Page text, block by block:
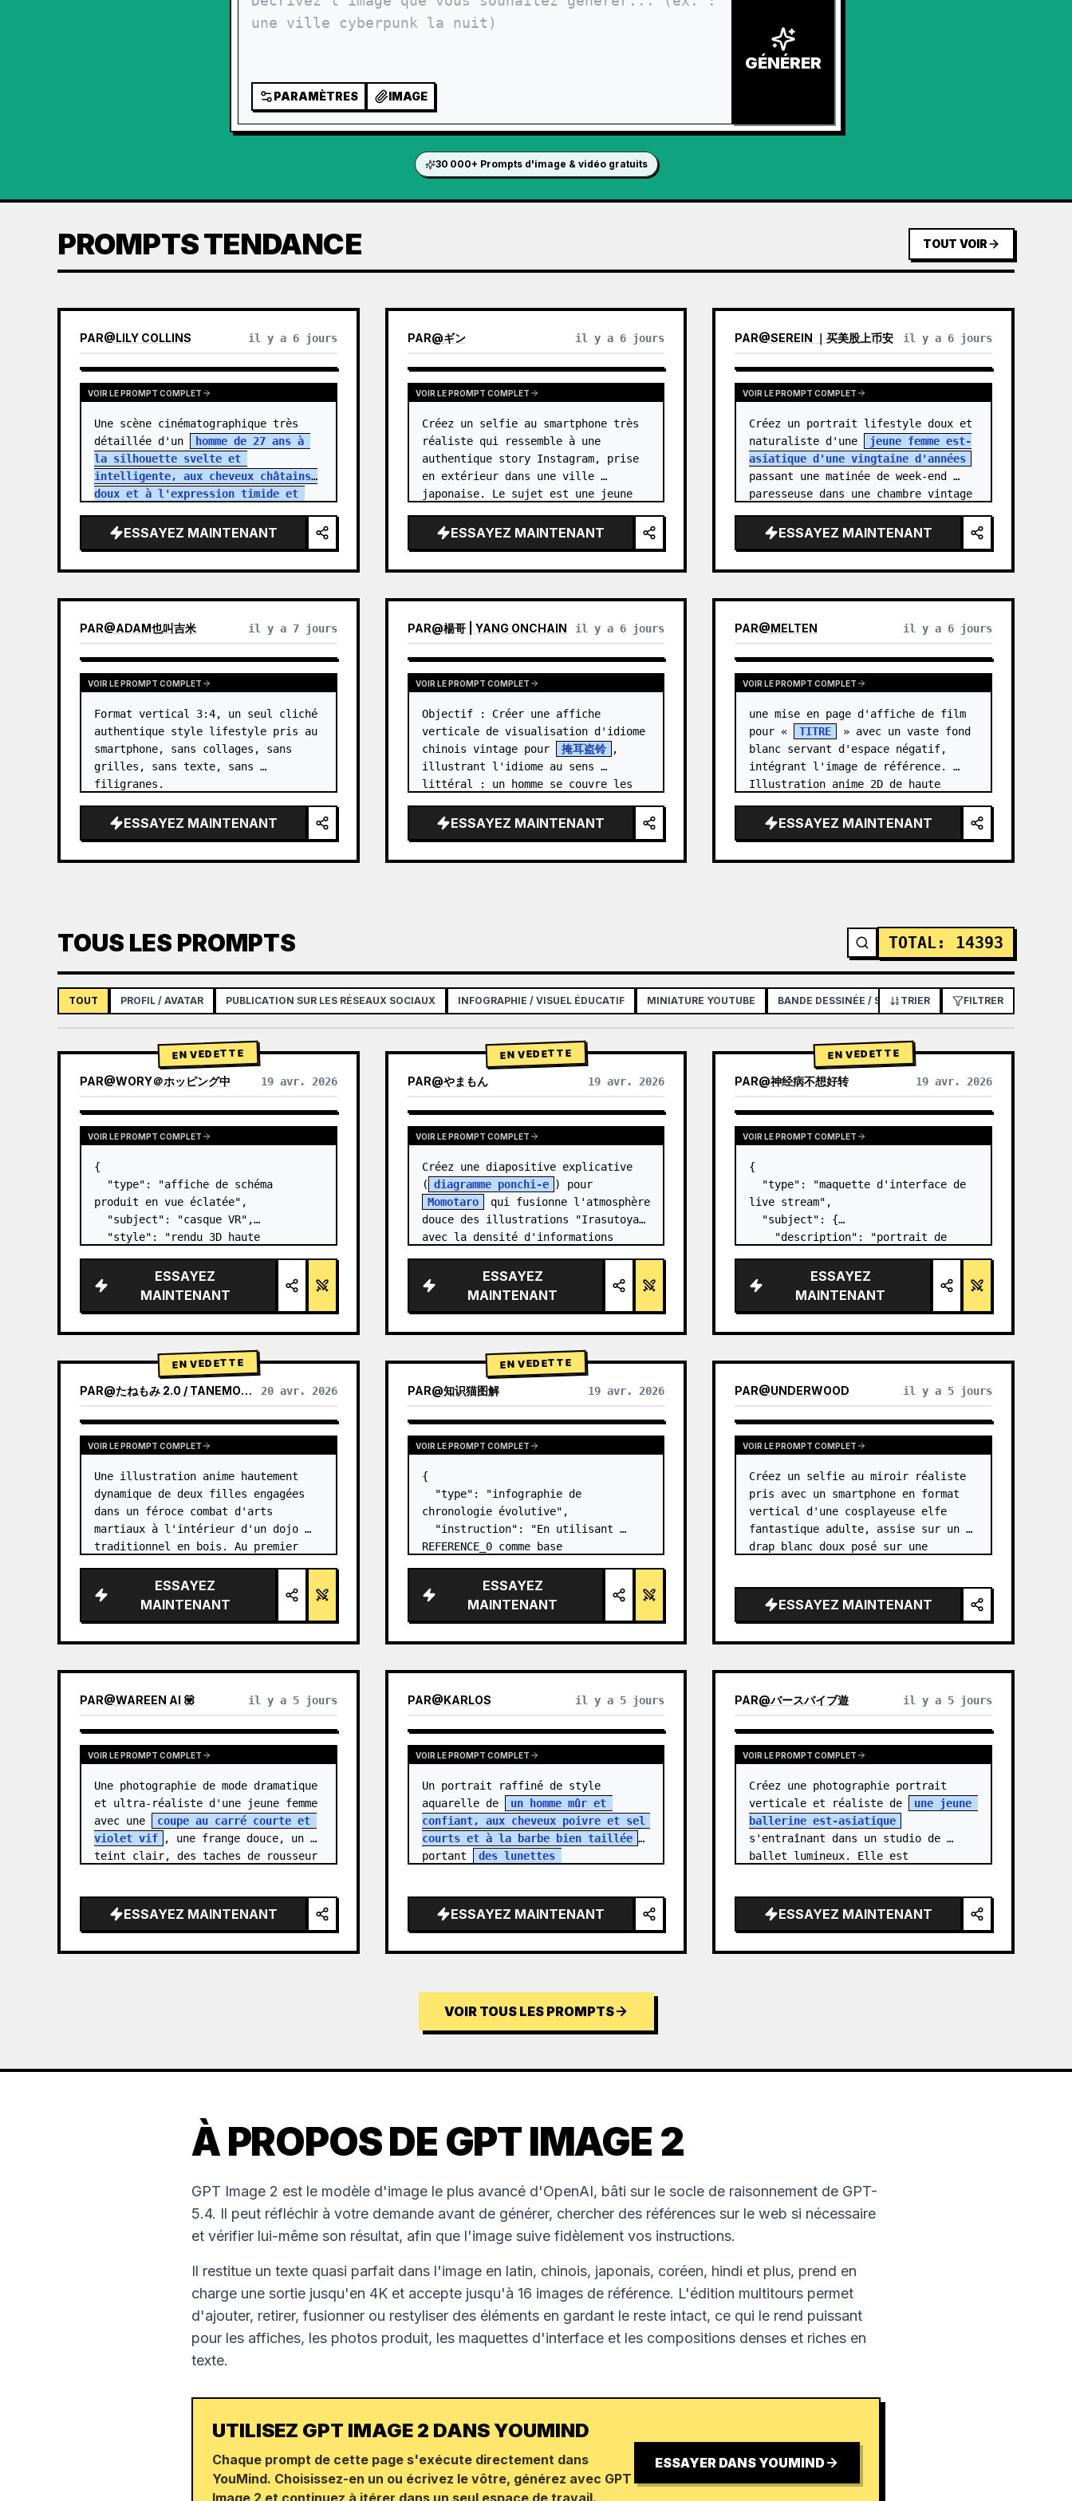
PARAMÈTRES IMAGE
GÉNÉRER
30 000+ Prompts d'image & vidéo gratuits
PROMPTS TENDANCE TOUT VOIR
PAR@LILY COLLINS il y a 6 jours
VOIR LE PROMPT COMPLET
Une scène cinématographique très
détaillée d'un
homme de 27 ans à
la silhouette svelte et
intelligente, aux cheveux châtains
doux et à l'expression timide et
bureau simple, reflétant la routi…
ESSAYEZ MAINTENANT
PAR@ギン il y a 6 jours
VOIR LE PROMPT COMPLET
Créez un selfie au smartphone très
réaliste qui ressemble à une
authentique story Instagram, prise
en extérieur dans une ville
japonaise. Le sujet est une jeune
{argument name="hair color…
ESSAYEZ MAINTENANT
PAR@SEREIN ｜买美股上币安 il y a 6 jours
VOIR LE PROMPT COMPLET
Créez un portrait lifestyle doux et
naturaliste d'une
jeune femme est-
asiatique d'une vingtaine d'années
passant une matinée de week-end
paresseuse dans une chambre vintage
centre…ESSAYEZ MAINTENANT
PAR@ADAM也叫吉米 il y a 7 jours
VOIR LE PROMPT COMPLET
Format vertical 3:4, un seul cliché
authentique style lifestyle pris au
smartphone, sans collages, sans
grilles, sans texte, sans
filigranes.
Référez-vous uniquement aux
{argument name="female features"
ESSAYEZ MAINTENANT
PAR@楊哥 | YANG ONCHAIN il y a 6 jours
VOIR LE PROMPT COMPLET
Objectif : Créer une affiche
verticale de visualisation d'idiome
chinois vintage pour
掩耳盗铃
,
illustrant l'idiome au sens
littéral : un homme se couvre les
une cloche qui sonne.
ESSAYEZ MAINTENANT
PAR@MELTEN il y a 6 jours
VOIR LE PROMPT COMPLET
une mise en page d'affiche de film
pour «
TITRE
» avec un vaste fond
blanc servant d'espace négatif,
intégrant l'image de référence.
Illustration anime 2D de haute
effet 3D doux, utilisant un…
ESSAYEZ MAINTENANT
TOUS LES PROMPTS TOTAL: 14393
TOUT PROFIL / AVATAR PUBLICATION SUR LES RÉSEAUX SOCIAUX INFOGRAPHIE / VISUEL ÉDUCATIF MINIATURE YOUTUBE BANDE DESSINÉE / STORYBOARD AFFICHE / FLYER
TRIER FILTRER
EN VEDETTE
PAR@WORY＠ホッピング中 19 avr. 2026
VOIR LE PROMPT COMPLET
{
  "type": "affiche de schéma
produit en vue éclatée",
  "subject": "casque VR",
  "style": "rendu 3D haute
studio, accents lumineux",
  "background": "{argument
ESSAYEZ
MAINTENANT
EN VEDETTE
PAR@やまもん 19 avr. 2026
VOIR LES RÉSULTATS D'AUTRES MODÈLES
VOIR LE PROMPT COMPLET
Créez une diapositive explicative
( diagramme ponchi-e
) pour
Momotaro
qui fusionne l'atmosphère
douce des illustrations "Irasutoya"
avec la densité d'informations
ESSAYEZ
MAINTENANT
EN VEDETTE
PAR@神经病不想好转 19 avr. 2026
VOIR LE PROMPT COMPLET
{
  "type": "maquette d'interface de
live stream",
  "subject": {
shirt noir avec un graphique
technique blanc",
ESSAYEZ
MAINTENANT
EN VEDETTE
PAR@たねもみ 2.0 / TANEMOMI VER2.0 20 avr. 2026
VOIR LE PROMPT COMPLET
Une illustration anime hautement
dynamique de deux filles engagées
dans un féroce combat d'arts
martiaux à l'intérieur d'un dojo
traditionnel en bois. Au premier
name="character 1 hair"
default="des cheveux noirs en
ESSAYEZ
MAINTENANT
EN VEDETTE
PAR@知识猫图解 19 avr. 2026
VOIR LE PROMPT COMPLET
{
  "type": "infographie de
chronologie évolutive",
  "instruction": "En utilisant
REFERENCE_0 comme base
vectoriel plat en une infographie
3D hautement réaliste. Remplacez
ESSAYEZ
MAINTENANT
PAR@UNDERWOOD il y a 5 jours
VOIR LE PROMPT COMPLET
Créez un selfie au miroir réaliste
pris avec un smartphone en format
vertical d'une cosplayeuse elfe
fantastique adulte, assise sur un
drap blanc doux posé sur une
sujet est {argument name="characte…
ESSAYEZ MAINTENANT
PAR@WAREEN AI 💟 il y a 5 jours
VOIR LE PROMPT COMPLET
Une photographie de mode dramatique
et ultra-réaliste d'une jeune femme
avec une
coupe au carré courte et
violet vif
, une frange douce, un
teint clair, des taches de rousseur
ESSAYEZ MAINTENANT
PAR@KARLOS il y a 5 jours
VOIR LE PROMPT COMPLET
Un portrait raffiné de style
aquarelle de
un homme mûr et
confiant, aux cheveux poivre et sel
courts et à la barbe bien taillée ,
portant
des lunettes
ESSAYEZ MAINTENANT
PAR@バースバイブ遊 il y a 5 jours
VOIR LE PROMPT COMPLET
Créez une photographie portrait
verticale et réaliste de
une jeune
ballerine est-asiatique
s'entraînant dans un studio de
ballet lumineux. Elle est
needle » : un pi…
ESSAYEZ MAINTENANT
VOIR TOUS LES PROMPTS
À PROPOS DE GPT IMAGE 2
GPT Image 2 est le modèle d'image le plus avancé d'OpenAI, bâti sur le socle de raisonnement de GPT-
5.4. Il peut réfléchir à votre demande avant de générer, chercher des références sur le web si nécessaire
et vérifier lui-même son résultat, afin que l'image suive fidèlement vos instructions.
Il restitue un texte quasi parfait dans l'image en latin, chinois, japonais, coréen, hindi et plus, prend en
charge une sortie jusqu'en 4K et accepte jusqu'à 16 images de référence. L'édition multitours permet
d'ajouter, retirer, fusionner ou restyliser des éléments en gardant le reste intact, ce qui le rend puissant
pour les affiches, les photos produit, les maquettes d'interface et les compositions denses et riches en
texte.
UTILISEZ GPT IMAGE 2 DANS YOUMIND
Chaque prompt de cette page s'exécute directement dans
YouMind. Choisissez-en un ou écrivez le vôtre, générez avec GPT
Image 2 et continuez à itérer dans un seul espace de travail.
ESSAYER DANS YOUMIND